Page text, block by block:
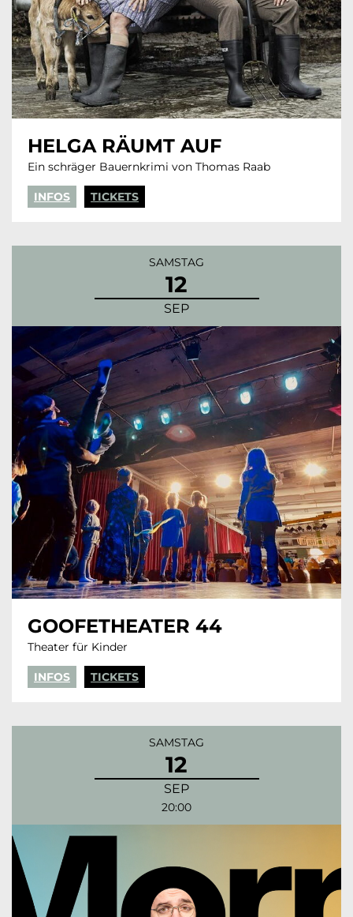
HELGA RÄUMT AUF
Ein schräger Bauernkrimi von Thomas Raab
INFOS TICKETS
SAMSTAG
12
SEP
GOOFETHEATER 44
Theater für Kinder
INFOS TICKETS
SAMSTAG
12
SEP
20:00